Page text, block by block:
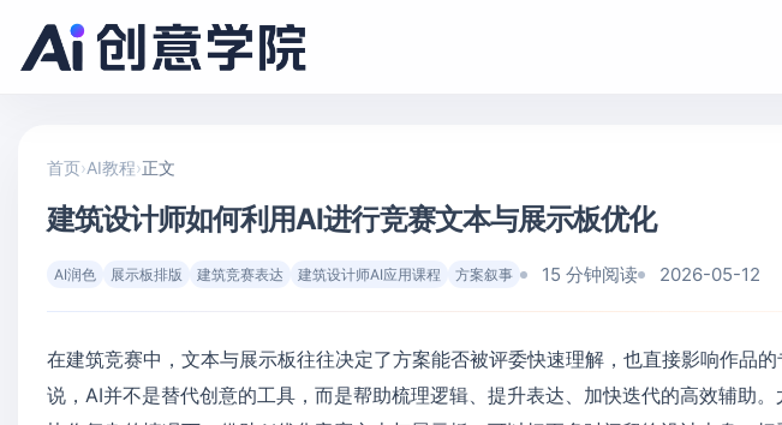
首页›AI教程›正文
建筑设计师如何利用AI进行竞赛文本与展示板优化
AI润色 展示板排版 建筑竞赛表达 建筑设计师AI应用课程 方案叙事 15 分钟阅读 2026-05-12
在建筑竞赛中，文本与展示板往往决定了方案能否被评委快速理解，也直接影响作品
说，AI并不是替代创意的工具，而是帮助梳理逻辑、提升表达、加快迭代的高效辅助